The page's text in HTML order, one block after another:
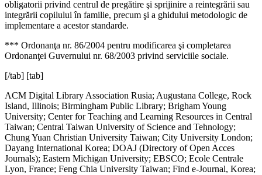
obligatorii privind centrul de pregătire şi sprijinire a reintegrării sau
integrării copilului în familie, precum şi a ghidului metodologic de
implementare a acestor standarde.
*** Ordonanţa nr. 86/2004 pentru modificarea şi completarea
Ordonanţei Guvernului nr. 68/2003 privind serviciile sociale.
[/tab] [tab]
ACM Digital Library Association Rusia; Augustana College, Rock
Island, Illinois; Birmingham Public Library; Brigham Young
University; Center for Teaching and Learning Resources in Central
Taiwan; Central Taiwan University of Science and Tehnology;
Chung Yuan Christian University Taiwan; City University London;
Dayang International Korea; DOAJ (Directory of Open Acces
Journals); Eastern Michigan University; EBSCO; Ecole Centrale
Lyon, France; Feng Chia University Taiwan; Find e-Journal, Korea;